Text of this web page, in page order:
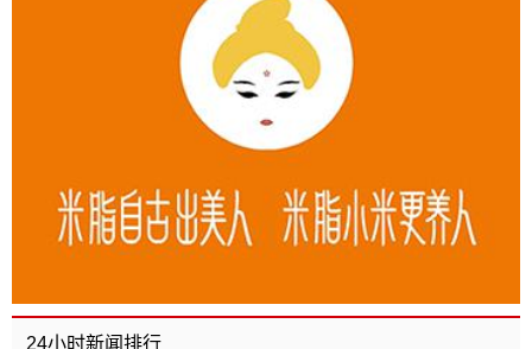
24小时新闻排行